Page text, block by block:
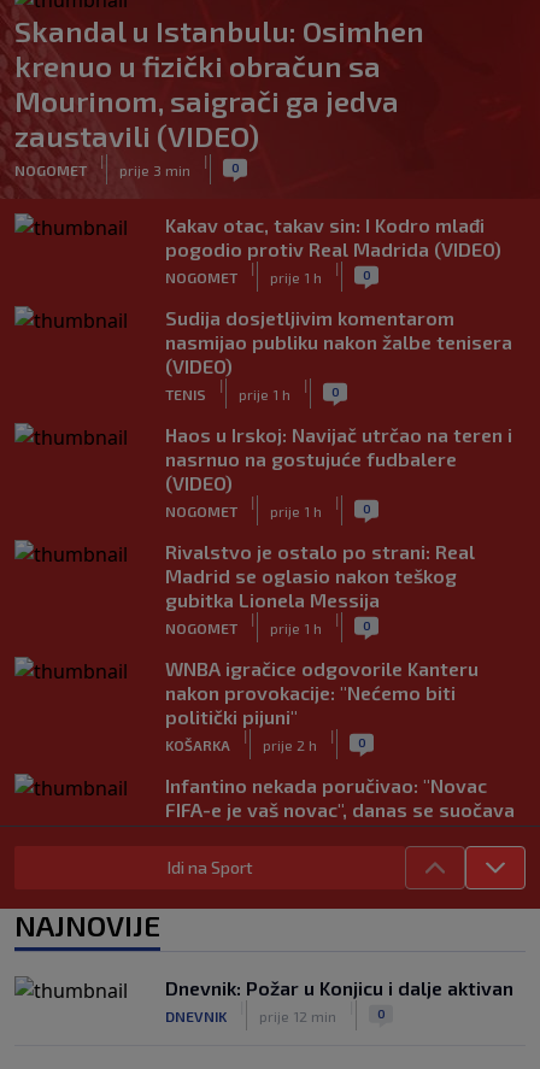
Skandal u Istanbulu: Osimhen
krenuo u fizički obračun sa
Mourinom, saigrači ga jedva
zaustavili (VIDEO)
NOGOMET
|
prije 3 min
| 0
Kakav otac, takav sin: I Kodro mlađi
pogodio protiv Real Madrida (VIDEO)
NOGOMET
|
prije 1 h
| 0
Sudija dosjetljivim komentarom
nasmijao publiku nakon žalbe tenisera
(VIDEO)
TENIS
|
prije 1 h
| 0
Haos u Irskoj: Navijač utrčao na teren i
nasrnuo na gostujuće fudbalere
(VIDEO)
NOGOMET
|
prije 1 h
| 0
Rivalstvo je ostalo po strani: Real
Madrid se oglasio nakon teškog
gubitka Lionela Messija
NOGOMET
|
prije 1 h
| 0
WNBA igračice odgovorile Kanteru
nakon provokacije: "Nećemo biti
politički pijuni"
KOŠARKA
|
prije 2 h
| 0
Infantino nekada poručivao: "Novac
FIFA-e je vaš novac", danas se suočava
s najvećom krizom
NOGOMET
prije 3 h
Jakirovićev Hull City doživio prvi poraz
Idi na Sport
NAJNOVIJE
Dnevnik: Požar u Konjicu i dalje aktivan
DNEVNIK prije 12 min 0